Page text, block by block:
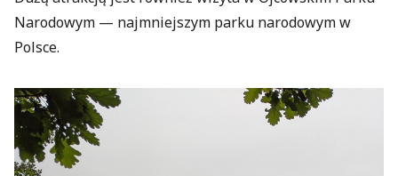
Narodowym — najmniejszym parku narodowym w
Polsce.